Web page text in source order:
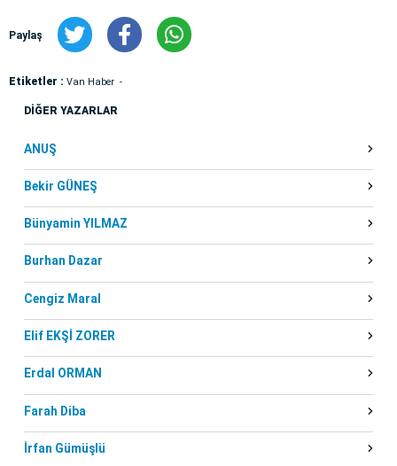
Paylaş
Etiketler : Van Haber
DİĞER YAZARLAR
ANUŞ
Bekir GÜNEŞ
Bünyamin YILMAZ
Burhan Dazar
Cengiz Maral
Elif EKŞİ ZORER
Erdal ORMAN
Farah Diba
İrfan Gümüşlü